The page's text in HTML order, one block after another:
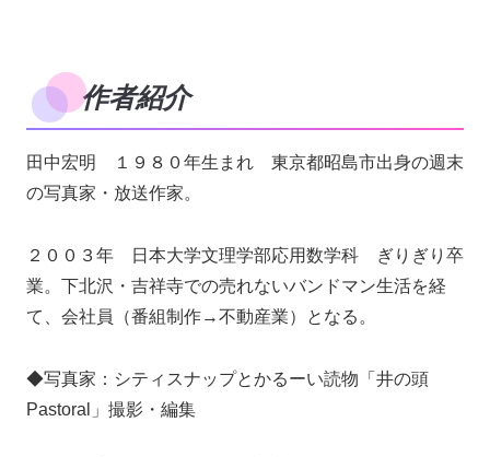
作者紹介
田中宏明 １９８０年生まれ 東京都昭島市出身の週末
の写真家・放送作家。
２００３年 日本大学文理学部応用数学科 ぎりぎり卒
業。下北沢・吉祥寺での売れないバンドマン生活を経
て、会社員（番組制作→不動産業）となる。
◆写真家：シティスナップとかるーい読物「井の頭
Pastoral」撮影・編集